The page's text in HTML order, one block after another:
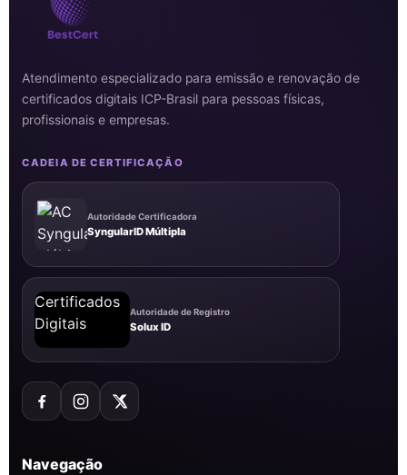
Atendimento especializado para emissão e renovação de
certificados digitais ICP-Brasil para pessoas físicas,
profissionais e empresas.
CADEIA DE CERTIFICAÇÃO
Autoridade Certificadora
SyngularID Múltipla
Autoridade de Registro
Solux ID
Navegação